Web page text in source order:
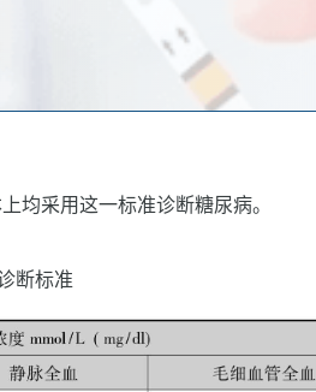
均采用这一标准诊断糖尿病。
断标准